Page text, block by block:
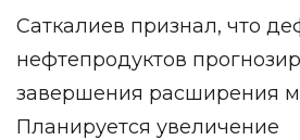
Саткалиев признал, что
нефтепродуктов
завершения расширения
Планируется увеличение